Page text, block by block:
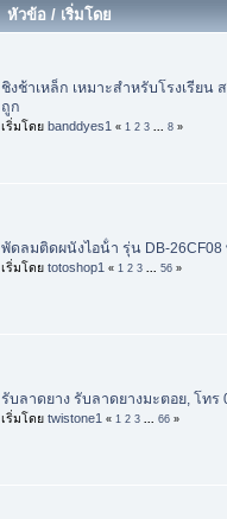
หัวข้อ / เริ่มโดย
ชิงช้าเหล็ก เหมาะสำหรับโรงเรียน
ถูก
เริ่มโดย banddyes1 « 1 2 3 8 »
พัดลมติดผนังไอน้ํา รุ่น DB-
เริ่มโดย totoshop1 « 1 2 3 56 »
รับลาดยาง รับลาดยางมะตอย, โทร
เริ่มโดย twistone1 « 1 2 3 66 »